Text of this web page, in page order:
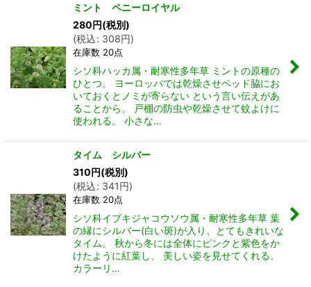
ミント ペニーロイヤル
280円(税別)
(税込: 308円)
在庫数 20点
シソ科ハッカ属・耐寒性多年草 ミントの原種の
ひとつ。 ヨーロッパでは乾燥させベッド脇にお
いておくとノミが寄らない という言い伝えがあ
ることから、 戸棚の防虫や乾燥させて蚊よけに
使われる。 小さな…
タイム シルバー
310円(税別)
(税込: 341円)
在庫数 20点
シソ科イブキジャコウソウ属・耐寒性多年草 葉
の縁にシルバー(白い斑)が入り、とてもきれいな
タイム。 秋から冬には全体にピンクと紫色をか
けたように紅葉し、 美しい姿を見せてくれる。
カラーリ…